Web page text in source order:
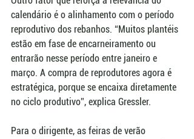
calendário é o alinhamento com o período
reprodutivo dos rebanhos. “Muitos plantéis
estão em fase de encarneiramento ou
entrarão nesse período entre janeiro e
março. A compra de reprodutores agora é
estratégica, porque se encaixa diretamente
no ciclo produtivo”, explica Gressler.
Para o dirigente, as feiras de verão